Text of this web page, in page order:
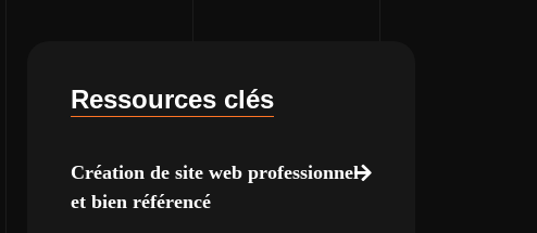
Ressources clés
Création de site web professionnel
et bien référencé